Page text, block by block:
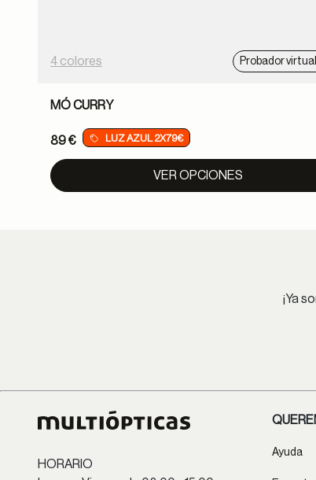
4 colores Probador virtual
MÓ CURRY
89 € LUZ AZUL 2X79€
VER OPCIONES
¡Ya
HORARIO
Ayuda